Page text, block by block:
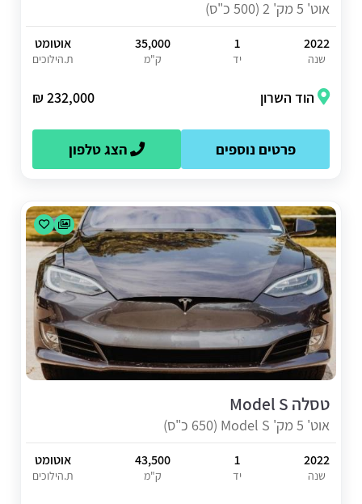
אוט' 5 מק' 2 (500 כ"ס)
2022
שנה
1
יד
35,000
ק"מ
אוטומט
ת.הילוכים
הוד השרון 232,000 ₪
פרטים נוספים הצג טלפון
טסלה Model S
אוט' 5 מק' Model S (650 כ"ס)
2022
שנה
1
יד
43,500
ק"מ
אוטומט
ת.הילוכים